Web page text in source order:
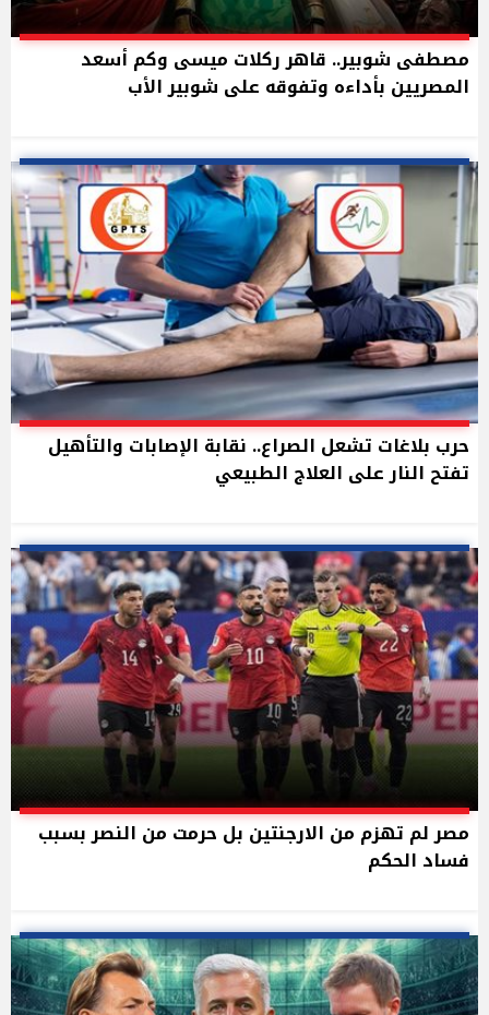
مصطفى شوبير.. قاهر ركلات ميسى وكم أسعد
المصريين بأداءه وتفوقه على شوبير الأب
حرب بلاغات تشعل الصراع.. نقابة الإصابات والتأهيل
تفتح النار على العلاج الطبيعي
مصر لم تهزم من الارجنتين بل حرمت من النصر بسبب
فساد الحكم